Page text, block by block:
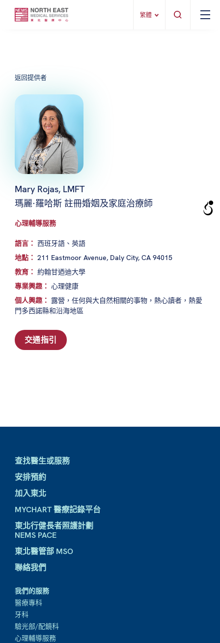
繁體
返回提供者
Mary Rojas, LMFT
瑪麗·羅哈斯 註冊婚姻及家庭治療師
心理輔導服務
語言： 西班牙語、英語
地點： 211 Eastmoor Avenue, Daly City, CA 94015
教育： 約翰甘迺迪大學
專業興趣： 心理健康
個人興趣： 露營，任何與大自然相關的事物，熱心讀者，熱愛
門多西諾縣和沿海地區
交通指引
查找醫生或服務
安排預約
加入東北
MYCHART 醫療記錄平台
東北行健長者照護計劃
NEMS PACE
東北醫管部 MSO
聯絡我們
我們的服務
醫療專科
牙科
驗光部/配鏡科
心理輔導服務